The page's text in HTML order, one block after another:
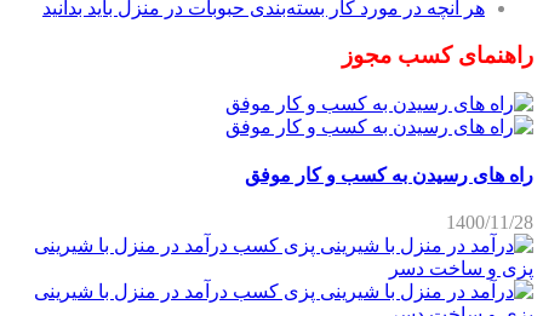
هر آنچه در مورد کار بسته‌بندی حبوبات در منزل باید بدانید
راهنمای کسب مجوز
راه های رسیدن به کسب و کار موفق
1400/11/28